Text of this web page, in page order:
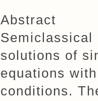
Abstract
Semiclassical
solutions of
equations
conditions.